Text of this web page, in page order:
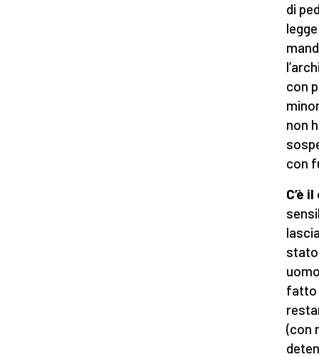
di
con
non
con
C’è
stato
fatto
(con